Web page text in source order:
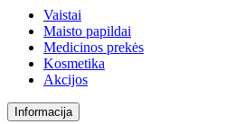
Vaistai
Maisto papildai
Medicinos prekės
Kosmetika
Akcijos
Informacija